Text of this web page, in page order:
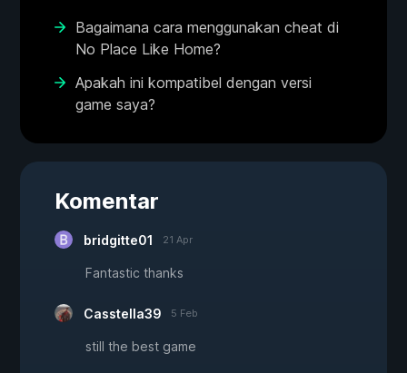
Bagaimana cara menggunakan cheat di
No Place Like Home?
Apakah ini kompatibel dengan versi
game saya?
Komentar
bridgitte01 21 Apr
Fantastic thanks
Casstella39 5 Feb
still the best game